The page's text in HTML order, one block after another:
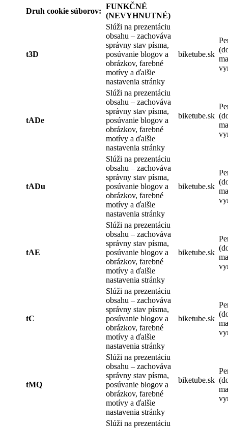
Druh cookie súborov:
FUNKČNÉ
(NEVYHNUTNÉ)
t3D
Slúži na prezentáciu
obsahu – zachováva
správny stav písma,
posúvanie blogov a
obrázkov, farebné
motívy a ďalšie
nastavenia stránky
biketube.sk
tADe
Slúži na prezentáciu
obsahu – zachováva
správny stav písma,
posúvanie blogov a
obrázkov, farebné
motívy a ďalšie
nastavenia stránky
biketube.sk
tADu
Slúži na prezentáciu
obsahu – zachováva
správny stav písma,
posúvanie blogov a
obrázkov, farebné
motívy a ďalšie
nastavenia stránky
biketube.sk
tAE
Slúži na prezentáciu
obsahu – zachováva
správny stav písma,
posúvanie blogov a
obrázkov, farebné
motívy a ďalšie
nastavenia stránky
biketube.sk
tC
Slúži na prezentáciu
obsahu – zachováva
správny stav písma,
posúvanie blogov a
obrázkov, farebné
motívy a ďalšie
nastavenia stránky
biketube.sk
tMQ
Slúži na prezentáciu
obsahu – zachováva
správny stav písma,
posúvanie blogov a
obrázkov, farebné
motívy a ďalšie
nastavenia stránky
biketube.sk
Slúži na prezentáciu